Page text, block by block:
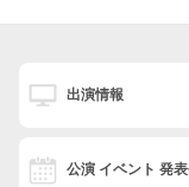
出演情報
公演 イベント 発